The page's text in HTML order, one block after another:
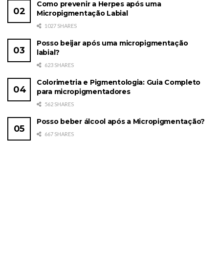
Como prevenir a Herpes após uma
Micropigmentação Labial
1027 SHARES
Posso beijar após uma micropigmentação
labial?
623 SHARES
Colorimetria e Pigmentologia: Guia Completo
para micropigmentadores
562 SHARES
Posso beber álcool após a Micropigmentação?
667 SHARES